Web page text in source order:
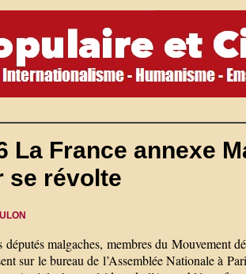
La France annexe
se révolte
malgaches, membres du Mouvement
sur le bureau de l’Assemblée Nationale à